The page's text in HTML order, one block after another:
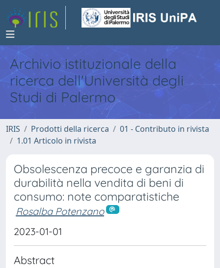
Archivio istituzionale della
ricerca dell'Università degli
Studi di Palermo
IRIS Prodotti della ricerca
01 - Contributo in rivista
1.01 Articolo in rivista
Obsolescenza precoce e garanzia di
durabilità nella vendita di beni di
consumo: note comparatistiche
Rosalba Potenzano
2023-01-01
Abstract